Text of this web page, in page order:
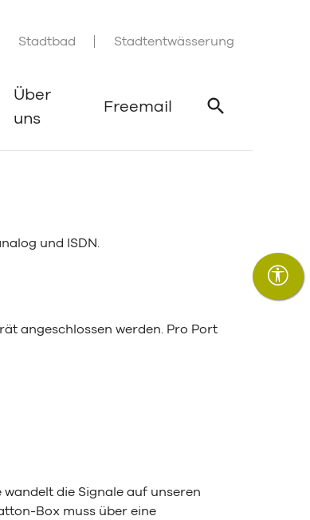
Stadtbad Stadtentwässerung
Über
uns
Freemail
und ISDN.
angeschlossen werden. Pro Port
die Signale auf unseren
Box muss über eine